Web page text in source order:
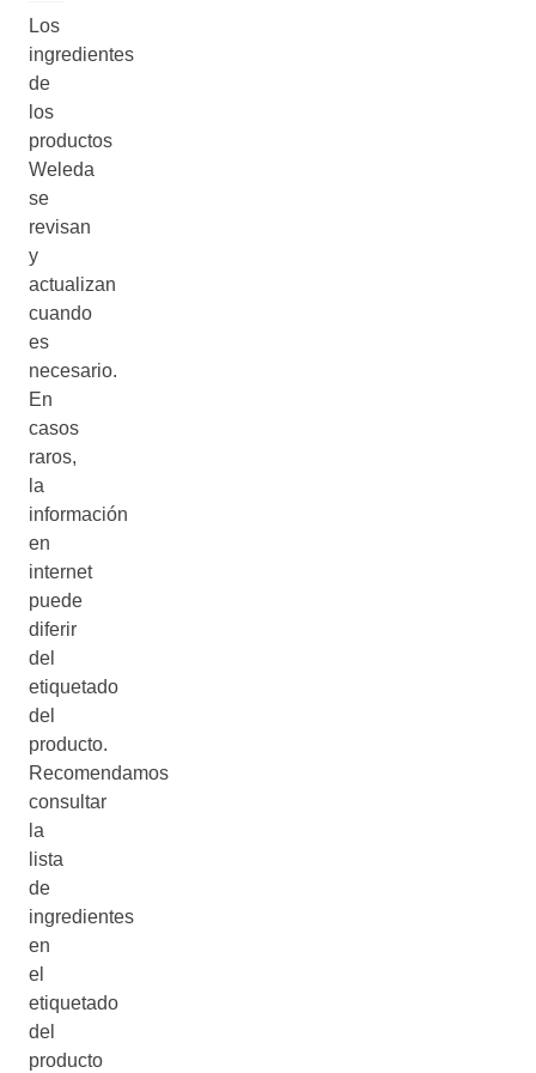
Los
ingredientes
de
los
productos
Weleda
se
revisan
y
actualizan
cuando
es
necesario.
En
casos
raros,
la
información
en
internet
puede
diferir
del
etiquetado
del
producto.
Recomendamos
consultar
la
lista
de
ingredientes
en
el
etiquetado
del
producto